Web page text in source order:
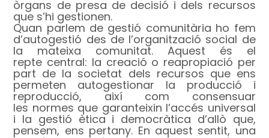
òrgans de presa de decisió i dels recursos
que s’hi gestionen.
Quan parlem de gestió comunitària ho fem
d’autogestió des de l’organització social de
la mateixa comunitat. Aquest és el
repte central: la creació o reapropiació per
part de la societat dels recursos que ens
permeten autogestionar la producció i
reproducció, així com consensuar
les normes que garanteixin l’accés universal
i la gestió ètica i democràtica d’allò que,
pensem, ens pertany. En aquest sentit, una